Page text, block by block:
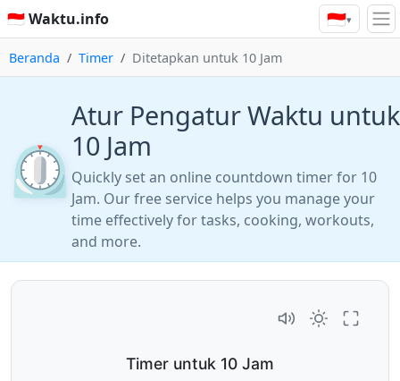
🇮🇩 Waktu.info 🇮🇩▾
Beranda Timer Ditetapkan untuk 10 Jam
⏲️
Atur Pengatur Waktu untuk
10 Jam
Quickly set an online countdown timer for 10
Jam. Our free service helps you manage your
time effectively for tasks, cooking, workouts,
and more.